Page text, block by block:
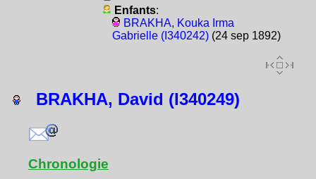
Enfants:
BRAKHA, Kouka Irma
Gabrielle (I340242)(24 sep 1892)
BRAKHA, David (I340249)
Chronologie